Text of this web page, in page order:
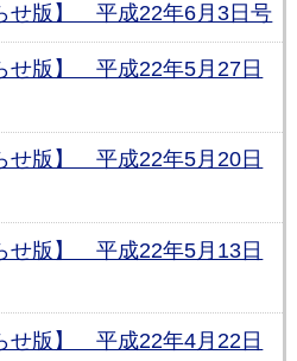
せ版】 平成22年6月3日号
せ版】 平成22年5月27日
せ版】 平成22年5月20日
せ版】 平成22年5月13日
せ版】 平成22年4月22日